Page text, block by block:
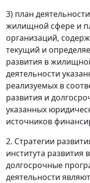
3) план
жилищной сфере и
организаций,
текущий и
развития в
деятельности
реализуемых в
развития и
указанных
источников
2. Стратегии
института
долгосрочные
деятельности